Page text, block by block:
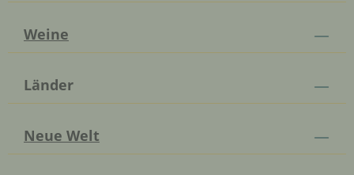
Weine
Länder
Neue Welt